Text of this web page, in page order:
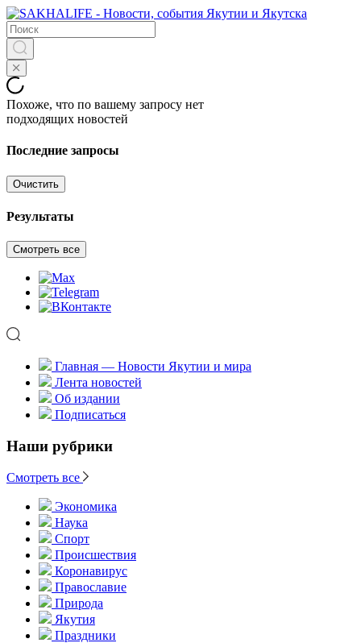
Похоже, что по вашему запросу нет
подходящих новостей
Последние запросы
Очистить
Результаты
Смотреть все
Главная — Новости Якутии и мира
Лента новостей
Об издании
Подписаться
Наши рубрики
Смотреть все
Экономика
Наука
Спорт
Происшествия
Коронавирус
Православие
Природа
Якутия
Праздники